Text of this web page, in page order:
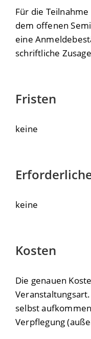
Für die
dem offenen
eine
schriftliche
Fristen
keine
keine
Kosten
Die genauen
selbst
Verpflegung